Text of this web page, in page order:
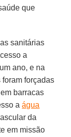
que
sanitárias
a
ano, e na
forçadas
barracas
aágua
da
em missão